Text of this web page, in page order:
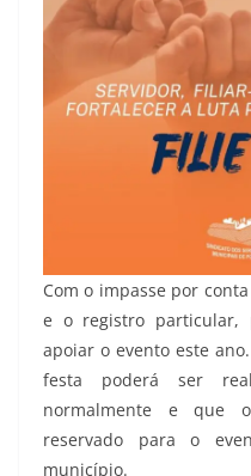
Com o impasse por
e o registro particular,
apoiar o evento este
festa poderá ser
normalmente e que
reservado para o
município.